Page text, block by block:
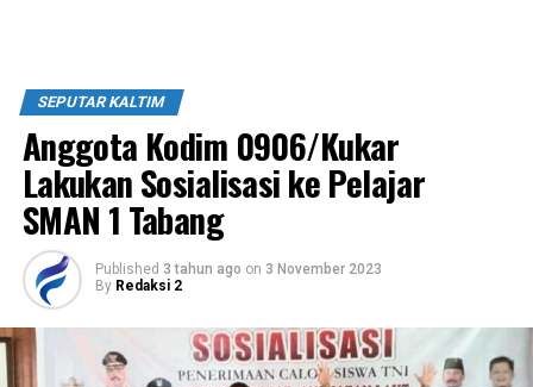
SEPUTAR KALTIM
Anggota Kodim 0906/Kukar
Lakukan Sosialisasi ke Pelajar
SMAN 1 Tabang
Published 3 tahun ago on 3 November 2023
By Redaksi 2